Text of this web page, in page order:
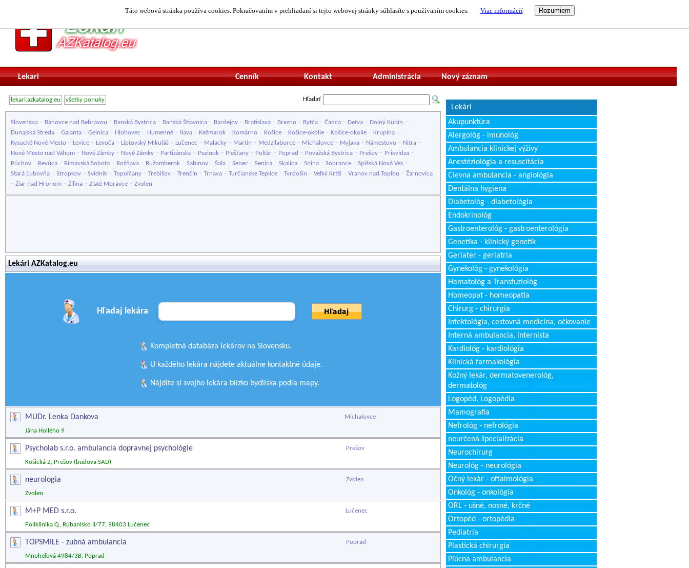
Táto webová stránka používa cookies. Pokračovaním v prehliadaní si tejto webovej stránky súhlasíte s používaním cookies. Viac informácií
Lekari Nový záznam
Administrácia
Kontakt
Cenník
lekari.azkatalog.eu všetky ponuky Hľadať
Slovensko - Bánovce nad Bebravou - Banská Bystrica - Banská Štiavnica - Bardejov - Bratislava - Brezno - Bytča - Čadca - Detva - Dolný Kubín -
Dunajská Streda - Galanta - Gelnica - Hlohovec - Humenné - Ilava - Kežmarok - Komárno - Košice - Košice-okolie - Košice-okolie - Krupina -
Kysucké Nové Mesto - Levice - Levoča - Liptovský Mikuláš - Lučenec - Malacky - Martin - Medzilaborce - Michalovce - Myjava - Námestovo - Nitra -
Nové Mesto nad Váhom - Nové Zámky - Nové Zámky - Partizánske - Pezinok - Piešťany - Poltár - Poprad - Považská Bystrica - Prešov - Prievidza -
Púchov - Revúca - Rimavská Sobota - Rožňava - Ružomberok - Sabinov - Šaľa - Senec - Senica - Skalica - Snina - Sobrance - Spišská Nová Ves -
Stará Ľubovňa - Stropkov - Svidník - Topoľčany - Trebišov - Trenčín - Trnava - Turčianske Teplice - Tvrdošín - Veľký Krtíš - Vranov nad Topľou - Žarnovica
- Žiar nad Hronom - Žilina - Zlaté Moravce - Zvolen
Lekári AZKatalog.eu
Hľadaj lekára
Kompletná databáza lekárov na Slovensku.
U každého lekára nájdete aktuálne kontaktné údaje.
Nájdite si svojho lekára blízko bydliska podľa mapy.
MUDr. Lenka Dankova Michalovce
Jána Hollého 9
Psycholab s.r.o. ambulancia dopravnej psychológie Prešov
Košická 2, Prešov (budova SAD)
neurologia Zvolen
Zvolen
M+P MED s.r.o. Lučenec
Poliklinika Q, Rúbanisko II/77, 98403 Lučenec
TOPSMILE - zubná ambulancia Poprad
Mnoheľová 4984/3B, Poprad
Lekári
Akupunktúra
Alergológ - imunológ
Ambulancia klinickej výživy
Anestéziológia a resuscitácia
Cievna ambulancia - angiológia
Dentálna hygiena
Diabetológ - diabetológia
Endokrinológ
Gastroenterológ - gastroenterológia
Genetika - klinický genetik
Geriater - geriatria
Gynekológ - gynekológia
Hematológ a Transfuziológ
Homeopat - homeopatia
Chirurg - chirurgia
Infektológia, cestovná medicína, očkovanie
Interná ambulancia, internista
Kardiológ - kardiológia
Klinická farmakológia
Kožný lekár, dermatovenerológ,
dermatológ
Logopéd, Logopédia
Mamografia
Nefrológ - nefrológia
neurčená špecializácia
Neurochirurg
Neurológ - neurológia
Očný lekár - oftalmológia
Onkológ - onkológia
ORL - ušné, nosné, krčné
Ortopéd - ortopédia
Pediatria
Plastická chirurgia
Pľúcna ambulancia